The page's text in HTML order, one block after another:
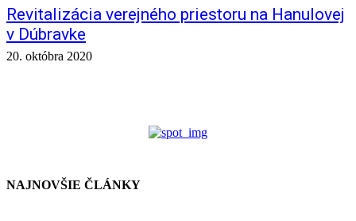
Revitalizácia verejného priestoru na Hanulovej
v Dúbravke
20. októbra 2020
NAJNOVŠIE ČLÁNKY